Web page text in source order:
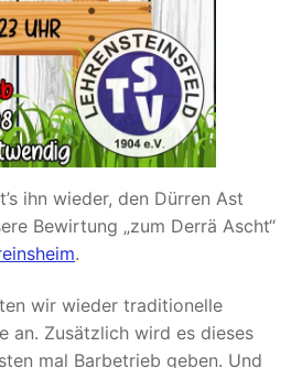
ihn wieder, den Dürren Ast
Bewirtung „zum Derrä Ascht“
.
wir wieder traditionelle
an. Zusätzlich wird es dieses
mal Barbetrieb geben. Und